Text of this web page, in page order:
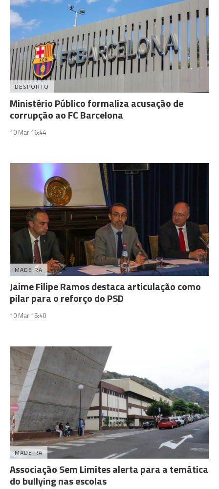
DESPORTO
Ministério Público formaliza acusação de
corrupção ao FC Barcelona
10 Mar 16:44
MADEIRA
Jaime Filipe Ramos destaca articulação como
pilar para o reforço do PSD
10 Mar 16:40
MADEIRA
Associação Sem Limites alerta para a temática
do bullying nas escolas